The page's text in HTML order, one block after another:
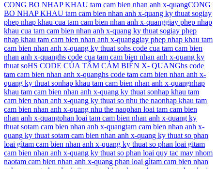
CONG BO NHAP KHAU tam cam bien nhan anh x-quangCONG
BO NHAP KHAU tam cam bien nhan anh x-quang ky thuat sogiay
phep nhap khau cua tam cam bien nhan anh x-quanggiay phep nhap
khau cua tam cam bien nhan anh x-quang ky thuat sogiay phep
nhap khau tam cam bien nhan anh x-quanggiay phep nhap khau tam
cam bien nhan anh x-quang ky thuat sohs code cua tam cam bien
nhan anh x-quanghs code cua tam cam bien nhan anh x-quang ky
thuat soHS CODE CỦA TẤM CẢM BIẾN X- QUANGhs code
tam cam bien nhan anh x-quanghs code tam cam bien nhan anh x-
quang ky thuat sonhap khau tam cam bien nhan anh x-quangnhap
khau tam cam bien nhan anh x-quang ky thuat sonhap khau tam
cam bien nhan anh x-quang ky thuat so nhu the naonhap khau tam
cam bien nhan anh x-quang nhu the naophan loai tam cam bien
nhan anh x-quangphan loai tam cam bien nhan anh x-quang ky
thuat sotam cam bien nhan anh x-quangtam cam bien nhan anh x-
quang ky thuat sotam cam bien nhan anh x-quang ky thuat so phan
loai gìtam cam bien nhan anh x-quang ky thuat so phan loai gitam
cam bien nhan anh x-quang ky thuat so phan loai quy tac may nhom
naotam cam bien nhan anh x-quang phan loai gìtam cam bien nhan